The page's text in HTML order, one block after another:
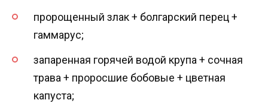
пророщенный злак + болгарский перец +
гаммарус;
запаренная горячей водой крупа + сочная
трава + проросшие бобовые + цветная
капуста;